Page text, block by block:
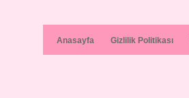
Anasayfa Gizlilik Politikası